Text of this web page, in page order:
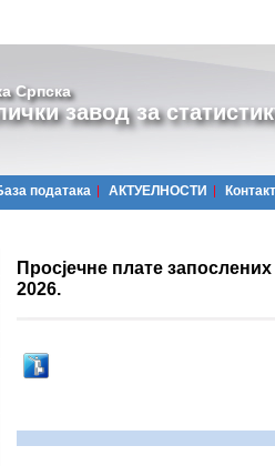
Српска
завод за
података АКТУЕЛНОСТИ Контакт
Просјечне плате
2026.